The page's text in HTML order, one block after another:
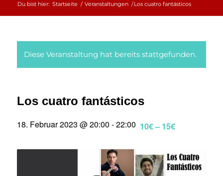
Du bist hier: Startseite / Veranstaltungen /Los cuatro fantásticos
Diese Veranstaltung hat bereits stattgefunden.
Los cuatro fantásticos
18. Februar 2023 @ 20:00 -22:00 10€ – 15€